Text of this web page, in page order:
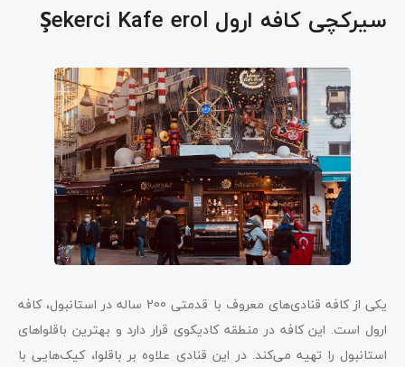
سیرکچی کافه ارول Şekerci Kafe erol
یکی از کافه قنادی‌های معروف با قدمتی 200 ساله در استانبول، کافه
ارول است. این کافه در منطقه کادیکوی قرار دارد و بهترین باقلواهای
استانبول را تهیه می‌کند. در این قنادی علاوه بر باقلوا، کیک‌هایی با